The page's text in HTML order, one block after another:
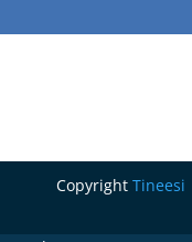
Copyright Tineesi